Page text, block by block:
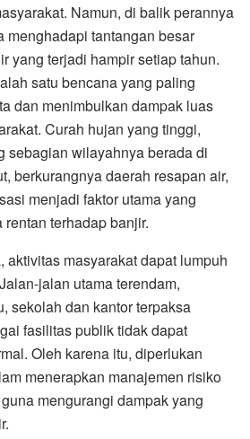
Namun, di balik perannya
menghadapi tantangan besar
yang terjadi hampir setiap tahun.
satu bencana yang paling
dan menimbulkan dampak luas
Curah hujan yang tinggi,
sebagian wilayahnya berada di
berkurangnya daerah resapan air,
menjadi faktor utama yang
terhadap banjir.
aktivitas masyarakat dapat lumpuh
jalan utama terendam,
sekolah dan kantor terpaksa
fasilitas publik tidak dapat
Oleh karena itu, diperlukan
menerapkan manajemen risiko
mengurangi dampak yang